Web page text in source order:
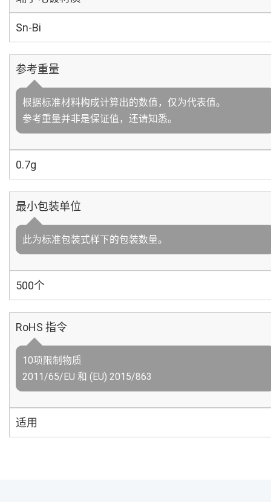
Sn-Bi
参考重量
根据标准材料构成计算出的数值，仅为代表值。
参考重量并非是保证值，还请知悉。
0.7g
最小包装单位
此为标准包装式样下的包装数量。
500个
RoHS 指令
10项限制物质
2011/65/EU 和 (EU) 2015/863
适用